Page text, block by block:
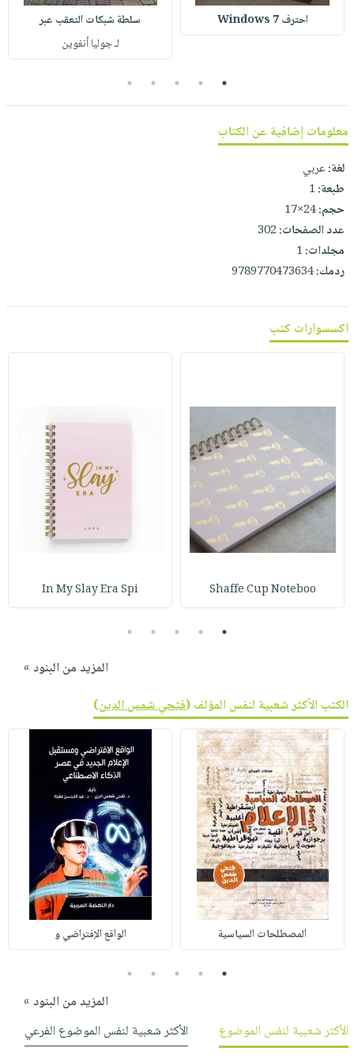
صابون
أطفال
فيديوهات
أسئلة
خدمات
نيل
وفرات
انشر
كتابك
تواصل
معنا
الإصدارات
احترف Windows 7
سلطة شبكات التعقب عبر
لـ جوليا أنغوين
1
2
3
4
5
معلومات إضافية عن الكتاب
لغة:عربي
طبعة:1
حجم:24×17
عدد الصفحات:302
مجلدات:1
ردمك:9789770473634
اكسسوارات كتب
Shaffe Cup Noteboo
In My Slay Era Spi
1
2
3
4
5
المزيد من البنود »
الكتب الأكثر شعبية لنفس المؤلف (فتحي شمس الدين)
المصطلحات السياسية الواقع الإفتراضي و
1
2
3
4
5
المزيد من البنود »
الأكثر شعبية لنفس الموضوع
الأكثر شعبية لنفس الموضوع الفرعي